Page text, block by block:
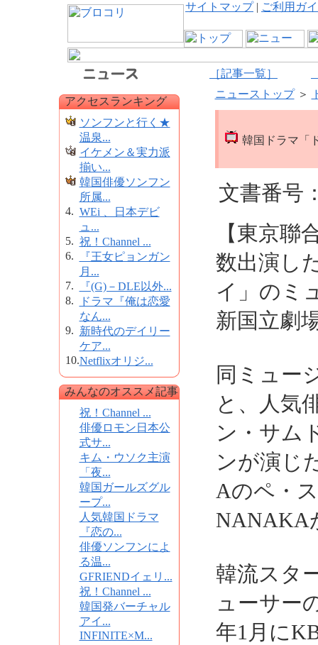
サイトマップ| ご利用ガ
［記事一覧］
アクセスランキング
ソンフンと行く★
温泉...
イケメン＆実力派
揃い...
韓国俳優ソンフン
所属...
4. WEi 、日本デビ
ュ...
5. 祝！Channel ...
6.
『王女ピョンガン
月...
7.
『(G)－DLE以外...
8.
ドラマ『俺は恋愛
なん...
9. 新時代のデイリー
ケア...
10.Netflixオリジ...
みんなのオススメ記事
祝！Channel ...
俳優ロモン日本公
式サ...
キム・ウソク主演
「夜...
韓国ガールズグル
ープ...
人気韓国ドラマ
『恋の...
俳優ソンフンによ
る温...
GFRIENDイェリ...
祝！Channel ...
韓国発バーチャル
アイ...
INFINITE×M...
ニューストップ＞
韓国ドラマ「
文書番号
【東京聯
数出演し
イ」のミ
新国立劇
同ミュー
と、人気
ン・サム
ンが演じ
Aのペ・
NANAKA
韓流スタ
ューサー
年1月に